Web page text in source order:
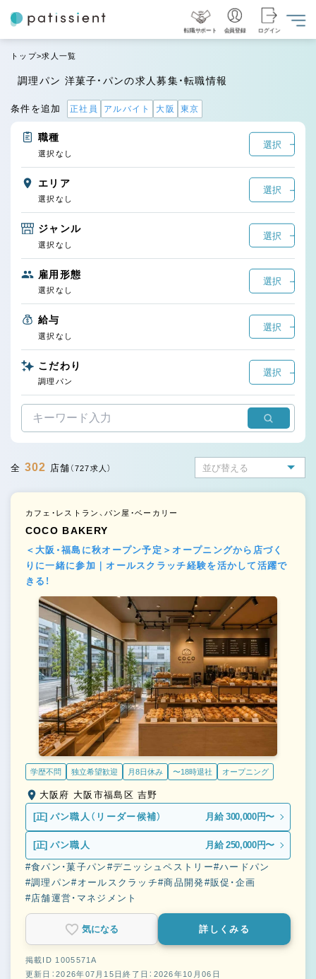
転職サポート 会員登録 ログイン
トップ 求人一覧
調理パン 洋菓子・パンの求人募集・転職情報
条件を追加 正社員 アルバイト 大阪 東京
職種
選択
選択なし
エリア
選択
選択なし
ジャンル
選択
選択なし
雇用形態
選択
選択なし
給与
選択
選択なし
こだわり
選択
調理パン
全 302 店舗 （727求人）
カフェ・レストラン、パン屋・ベーカリー
COCO BAKERY
＜大阪・福島に秋オープン予定＞オープニングから店づく
りに一緒に参加｜オールスクラッチ経験を活かして活躍で
きる！
学歴不問 独立希望歓迎 月8日休み 〜18時退社 オープニング
大阪府 大阪市福島区 吉野
[正] パン職人（リーダー候補） 月給 300,000円〜
[正] パン職人 月給 250,000円〜
#食パン・菓子パン #デニッシュペストリー#ハードパン
#調理パン#オールスクラッチ#商品開発#販促・企画
#店舗運営・マネジメント
気になる 詳しくみる
掲載ID 1005571A
更新日：2026年07月15日終了日：2026年10月06日